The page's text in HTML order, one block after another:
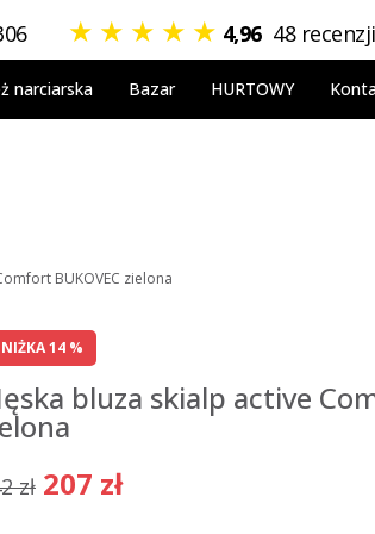
★ ★ ★ ★ ★ 4,96 48 recenzji
narciarska Bazar HURTOWY
BUKOVEC zielona
14 %
bluza skialp active
zł 207 zł